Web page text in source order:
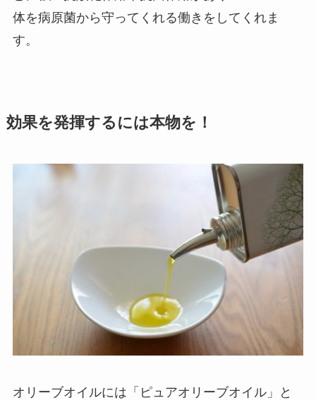
体を病原菌から守ってくれる働きをしてくれま
す。
効果を発揮するには本物を！
オリーブオイルには「ピュアオリーブオイル」と